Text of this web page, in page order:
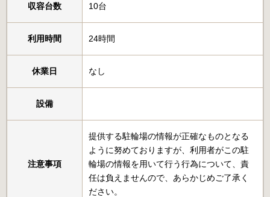
収容台数 10台
利用時間 24時間
休業日 なし
設備
注意事項
提供する駐輪場の情報が正確なものとなる
ように努めておりますが、利用者がこの駐
輪場の情報を用いて行う行為について、責
任は負えませんので、あらかじめご了承く
ださい。